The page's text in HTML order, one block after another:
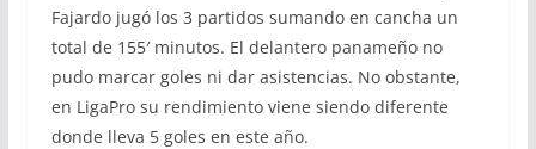
Fajardo jugó los 3 partidos sumando en cancha un
total de 155′ minutos. El delantero panameño no
pudo marcar goles ni dar asistencias. No obstante,
en LigaPro su rendimiento viene siendo diferente
donde lleva 5 goles en este año.